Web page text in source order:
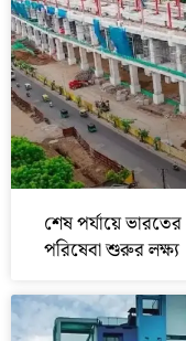
শেষ পর্যায়ে
পরিষেবা শুরুর লক্ষ্য